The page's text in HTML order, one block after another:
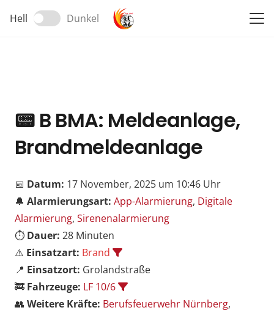
Hell Dunkel
📟B BMA: Meldeanlage,
Brandmeldeanlage
📅 Datum: 17 November, 2025 um 10:46 Uhr
🔔 Alarmierungsart: App-Alarmierung, Digitale
Alarmierung, Sirenenalarmierung
⏱️ Dauer: 28 Minuten
⚠️ Einsatzart: Brand
📍 Einsatzort: Grolandstraße
🚒 Fahrzeuge: LF 10/6
👥 Weitere Kräfte: Berufsfeuerwehr Nürnberg,